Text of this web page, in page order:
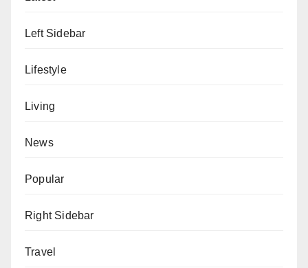
Left Sidebar
Lifestyle
Living
News
Popular
Right Sidebar
Travel